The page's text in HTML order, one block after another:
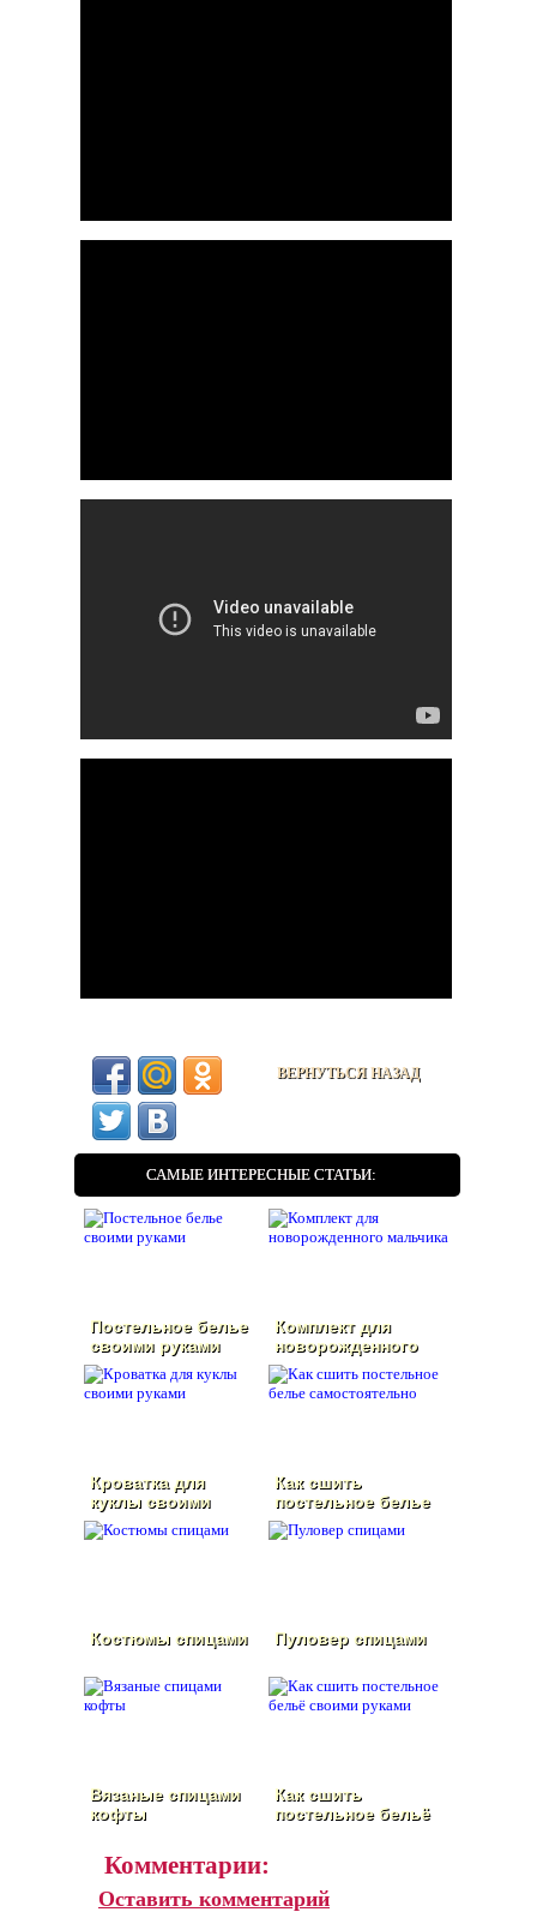
ВЕРНУТЬСЯ НАЗАД
САМЫЕ ИНТЕРЕСНЫЕ СТАТЬИ:
Постельное белье
своими руками
Комплект для
новорожденного
мальчика
Кроватка для
куклы своими
руками
Как сшить
постельное белье
самостоятельно
Костюмы спицами Пуловер спицами
Вязаные спицами
кофты
Как сшить
постельное бельё
Комментарии:
Оставить комментарий